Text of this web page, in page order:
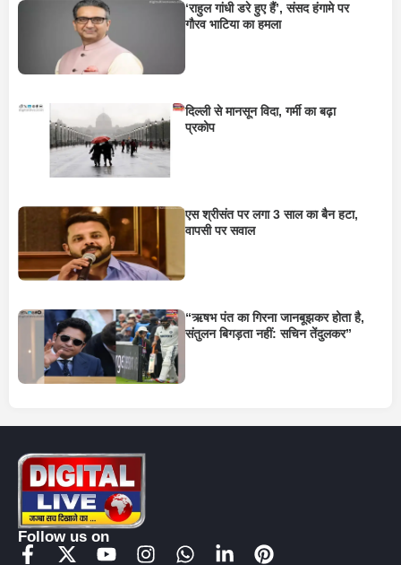
‘राहुल गांधी डरे हुए हैं’, संसद हंगामे पर
गौरव भाटिया का हमला
दिल्ली से मानसून विदा, गर्मी का बढ़ा
प्रकोप
एस श्रीसंत पर लगा 3 साल का बैन हटा,
वापसी पर सवाल
“ऋषभ पंत का गिरना जानबूझकर होता है,
संतुलन बिगड़ता नहीं: सचिन तेंदुलकर”
Follow us on